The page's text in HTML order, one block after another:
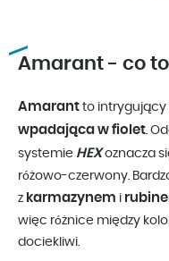
Amarant - co
Amarant to intrygujący
wpadająca w fiolet.
systemie HEXoznacza
różowo-czerwony.
z karmazynem i
więc różnice między
dociekliwi.